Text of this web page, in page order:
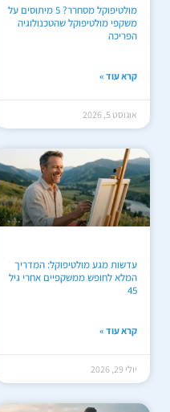
מולטיפוקל מסחרר? 5 מיתוסים על
משקפי מולטיפוקל שהטכנולוגיה
הפריכה
קרא עוד »
אוגוסט 5, 2026
עדשות מגע מולטיפוקל: המדריך
המלא לחופש ממשקפיים אחרי גיל
45
קרא עוד »
יולי 29, 2026